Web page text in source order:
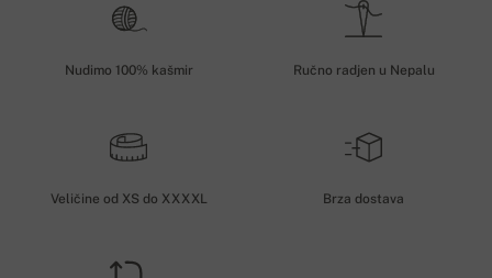
Nudimo 100% kašmir Ručno radjen u Nepalu
Veličine od XS do XXXXL Brza dostava